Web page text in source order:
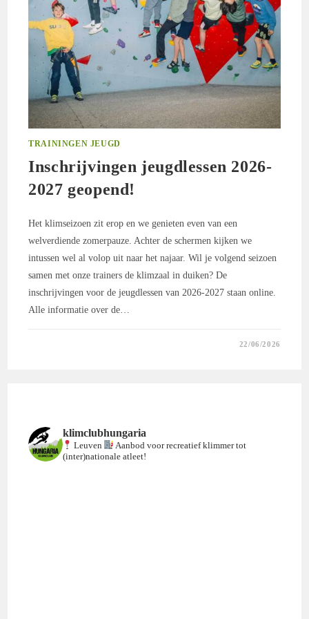
TRAININGEN JEUGD
Inschrijvingen jeugdlessen 2026-
2027 geopend!
Het klimseizoen zit erop en we genieten even van een
welverdiende zomerpauze. Achter de schermen kijken we
intussen wel al volop uit naar het najaar. Wil je volgend seizoen
samen met onze trainers de klimzaal in duiken? De
inschrijvingen voor de jeugdlessen van 2026-2027 staan online.
Alle informatie over de…
22/06/2026
klimclubhungaria
Leuven
Aanbod voor recreatief klimmer tot
(inter)nationale atleet!